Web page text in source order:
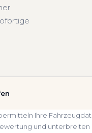
Ihre
und unterbreiten